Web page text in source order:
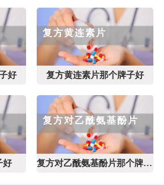
好
复方黄连素片
复方黄连素片那个牌子好
好
复方对乙酰氨基酚片
复方对乙酰氨基酚片那个牌子好